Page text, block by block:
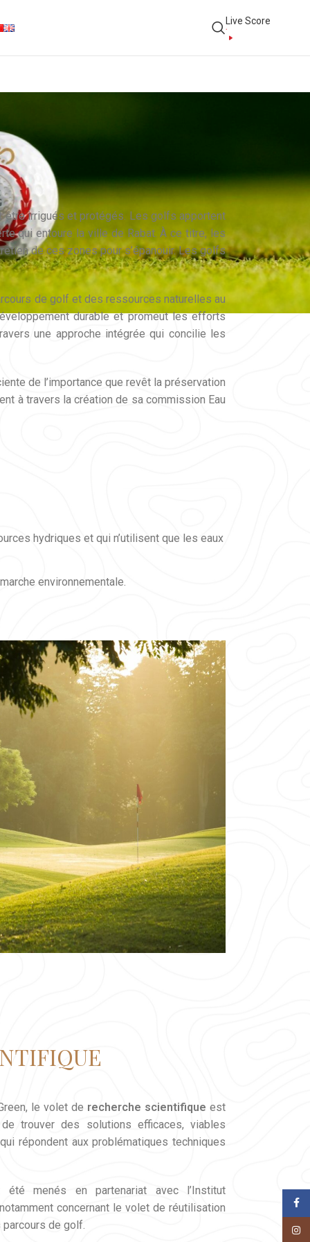
Live Score
être irrigués et protégés. Les golfs apportent
qui entoure la ville de Rabat. À ce titre, les
de ces zones pour s’épanouir. Les golfs
de golf et des ressources naturelles au
durable et promeut les efforts
une approche intégrée qui concilie les
de l’importance que revêt la préservation
à travers la création de sa commission Eau
hydriques et qui n’utilisent que les eaux
environnementale.
le volet de recherche scientifique est
trouver des solutions efficaces, viables
répondent aux problématiques techniques
menés en partenariat avec l’Institut
concernant le volet de réutilisation
de golf.